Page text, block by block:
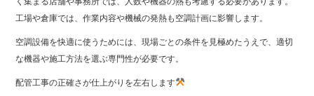
工場や倉庫では、作業内容や機械の発熱も空調計画に影響します。
空調設備を快適に使うためには、現場ごとの条件を見極めたうえで、適切
な機器や施工方法を選ぶ専門性が必要です。
配管工事の正確さが仕上がりを左右します